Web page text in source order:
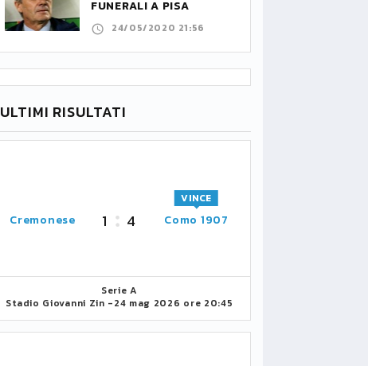
FUNERALI A PISA
24/05/2020 21:56
ULTIMI RISULTATI
Cremonese 1 4 Como 1907
VINCE
Serie A
Stadio Giovanni Zin -24 mag 2026 ore 20:45